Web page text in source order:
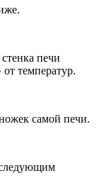
печи
температур.
самой печи.
следующим